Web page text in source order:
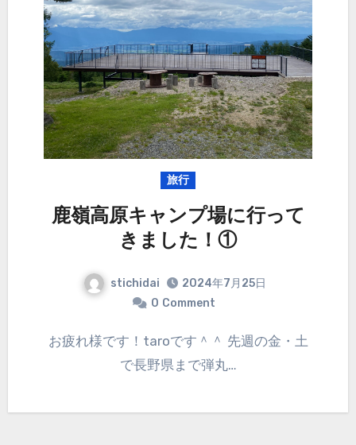
旅行
鹿嶺高原キャンプ場に行って
きました！①
stichidai
2024年7月25日
0 Comment
お疲れ様です！taroです＾＾ 先週の金・土
で長野県まで弾丸…